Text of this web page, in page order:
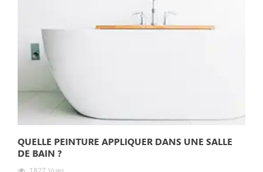
QUELLE PEINTURE APPLIQUER DANS UNE SALLE
DE BAIN ?